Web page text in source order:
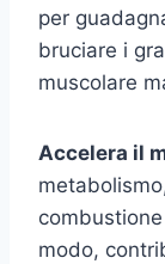
per
bruciare i
muscolare
Accelera il
modo,